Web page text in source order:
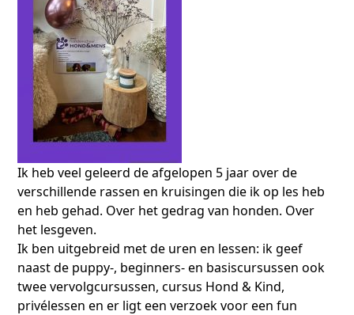
Ik heb veel geleerd de afgelopen 5 jaar over de
verschillende rassen en kruisingen die ik op les heb
en heb gehad. Over het gedrag van honden. Over
het lesgeven.
Ik ben uitgebreid met de uren en lessen: ik geef
naast de puppy-, beginners- en basiscursussen ook
twee vervolgcursussen, cursus Hond & Kind,
privélessen en er ligt een verzoek voor een fun